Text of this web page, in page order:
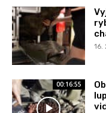
16.
00:16:55